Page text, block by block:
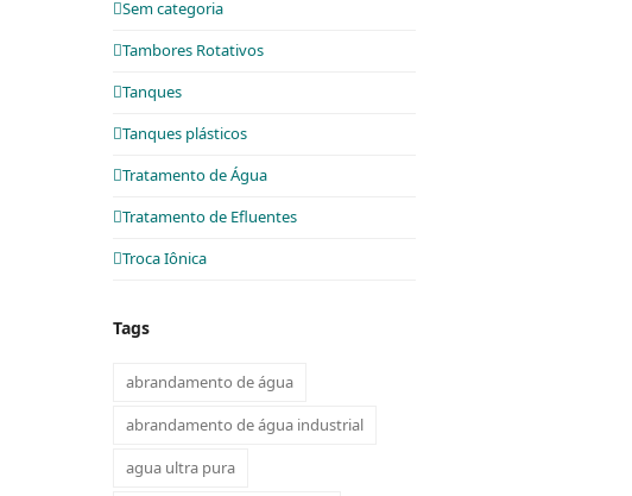
Sem categoria
Tambores Rotativos
Tanques
Tanques plásticos
Tratamento de Água
Tratamento de Efluentes
Troca Iônica
Tags
abrandamento de água
abrandamento de água industrial
agua ultra pura